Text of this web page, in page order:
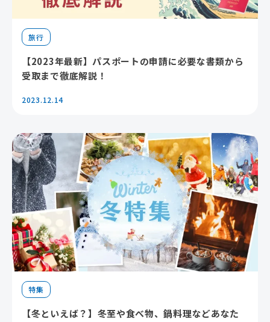
旅行
【2023年最新】パスポートの申請に必要な書類から
受取まで徹底解説！
2023.12.14
特集
【冬といえば？】冬至や食べ物、鍋料理などあなた